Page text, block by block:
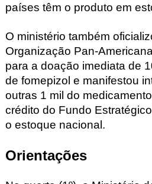
países têm o produto em
O ministério também
Organização Pan-
para a doação imediata de
de fomepizol e manifestou
outras 1 mil do
crédito do Fundo
o estoque nacional.
Orientações